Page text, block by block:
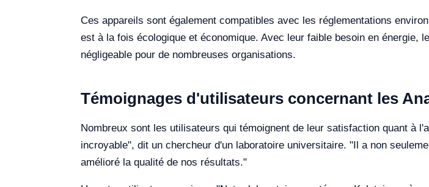
Ces appareils sont également compatibles avec les réglementations
est à la fois écologique et économique. Avec leur faible besoin en énergie,
négligeable pour de nombreuses organisations.
Témoignages d'utilisateurs concernant les
Nombreux sont les utilisateurs qui témoignent de leur satisfaction quant à
incroyable", dit un chercheur d'un laboratoire universitaire. "Il a non
amélioré la qualité de nos résultats."